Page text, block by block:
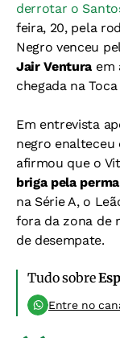
derrotar o
feira, 20, pela
Negro venceu
Jair Ventura em
chegada na
Em entrevista
negro enalteceu
afirmou que o
briga pela
na Série A, o
fora da zona de
de desempate.
Tudo sobre
Entre no